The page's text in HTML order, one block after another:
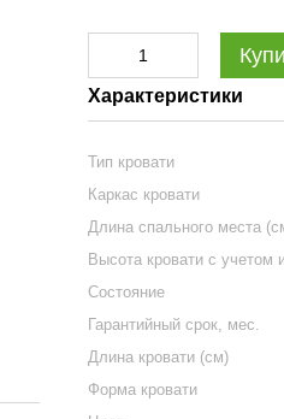
Характеристики
Тип кровати
Каркас кровати
Длина спального места
Высота кровати с учетом
Состояние
Гарантийный срок, мес.
Длина кровати (см)
Форма кровати